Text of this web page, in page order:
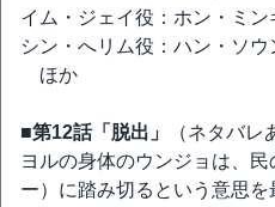
イム・ジェイ役：ホン・ミン
シン・へリム役：ハン・ソウ
ほか
■第12話「脱出」
（ネタバレ
ヨルの身体のウンジョは、
ー）に踏み切るという意思